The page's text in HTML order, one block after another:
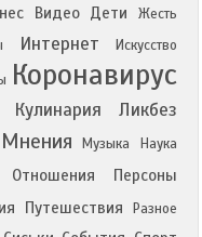
Видео Дети
Жесть
Интернет Искусство
Коронавирус
Кулинария Ликбез
Мнения Музыка Наука
Отношения Персоны
Путешествия
Разное